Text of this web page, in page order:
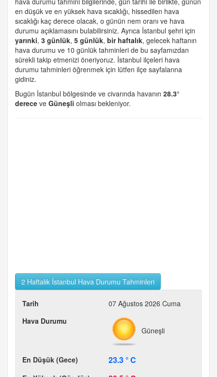
en düşük ve en yüksek hava sıcaklığı, hissedilen hava
sıcaklığı kaç derece olacak, o günün nem oranı ve hava
durumu açıklamasını bulabilirsiniz. Ayrıca İstanbul şehri için
yarınki, 3 günlük, 5 günlük, bir haftalık, gelecek haftanın
hava durumu ve 10 günlük tahminleri de bu sayfamızdan
sürekli takip etmenizi öneriyoruz. İstanbul ilçeleri hava
durumu tahminleri öğrenmek için lütfen ilçe sayfalarına
gidiniz.
Bugün İstanbul bölgesinde ve civarında havanın 28.3°
derece ve Güneşli olması bekleniyor.
2 Haftalık İstanbul Hava Durumu Tahminleri
07 Ağustos 2026 Cuma
Güneşli
23.3 ° C